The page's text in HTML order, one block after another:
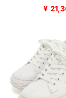
¥